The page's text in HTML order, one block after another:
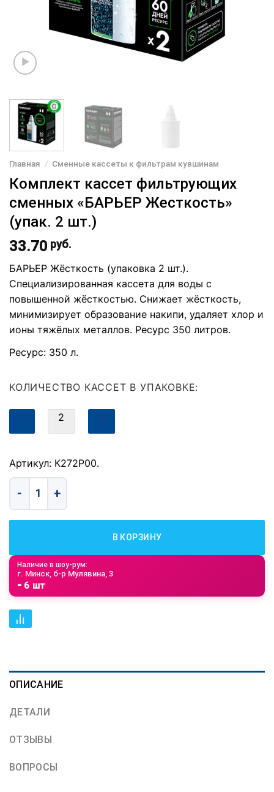
Главная / Сменные кассеты к фильтрам кувшинам
Комплект кассет фильтрующих
сменных «БАРЬЕР Жесткость»
(упак. 2 шт.)
33.70 руб.
БАРЬЕР Жёсткость (упаковка 2 шт.).
Специализированная кассета для воды с
повышенной жёсткостью. Снижает жёсткость,
минимизирует образование накипи, удаляет хлор и
ионы тяжёлых металлов. Ресурс 350 литров.
Ресурс: 350 л.
КОЛИЧЕСТВО КАССЕТ В УПАКОВКЕ:
1 2 3
Артикул: К272Р00.
Количество товара Комплект кассет фильтрующих
В КОРЗИНУ
Наличие в шоу-рум:
г. Минск, б-р Мулявина, 3
⁃ 6 шт
ОПИСАНИЕ
ДЕТАЛИ
ОТЗЫВЫ
ВОПРОСЫ